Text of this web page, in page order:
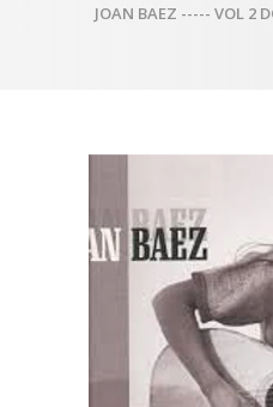
JOAN BAEZ ----- VOL 2